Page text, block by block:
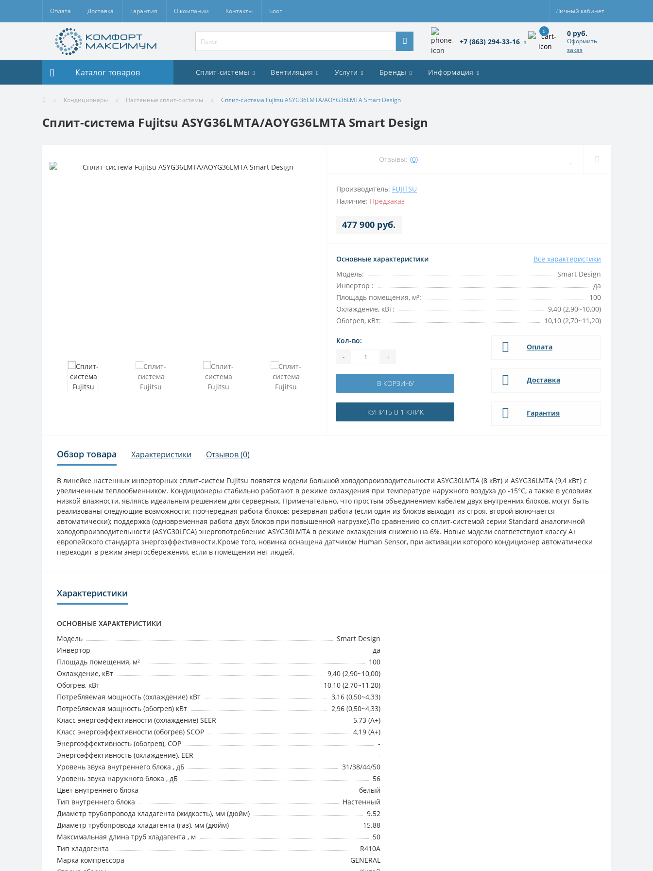
Оплата Доставка Гарантия О компании Контакты Блог Личный кабинет
+7 (863) 294-33-16
0 0 руб.
Оформить
заказ
Каталог товаров Сплит-системы Вентиляция Услуги Бренды Информация
Кондиционеры Настенные сплит-системы Сплит-система Fujitsu ASYG36LMTA/AOYG36LMTA Smart Design
Сплит-система Fujitsu ASYG36LMTA/AOYG36LMTA Smart Design
Отзывы: (0)
Производитель: FUJITSU
Наличие: Предзаказ
477 900 руб.
Основные характеристики
Все характеристики
Модель:
Smart Design
Инвертор :
да
Площадь помещения, м²:
100
Охлаждение, кВт:
9,40 (2,90~10,00)
Обогрев, кВт:
10,10 (2,70~11,20)
Кол-во:
- +
В КОРЗИНУ
КУПИТЬ В 1 КЛИК
Оплата
Доставка
Гарантия
Обзор товара Характеристики Отзывов (0)
В линейке настенных инверторных сплит-систем Fujitsu появятся модели большой холодопроизводительности ASYG30LMTA (8 кВт) и ASYG36LMTA (9,4 кВт) с
увеличенным теплообменником. Кондиционеры стабильно работают в режиме охлаждения при температуре наружного воздуха до -15°С, а также в условиях
низкой влажности, являясь идеальным решением для серверных. Примечательно, что простым объединением кабелем двух внутренних блоков, могут быть
реализованы следующие возможности: поочередная работа блоков; резервная работа (если один из блоков выходит из строя, второй включается
автоматически); поддержка (одновременная работа двух блоков при повышенной нагрузке).По сравнению со сплит-системой серии Standard аналогичной
холодопроизводительности (ASYG30LFCA) энергопотребление ASYG30LMTA в режиме охлаждения снижено на 6%. Новые модели соответствуют классу А+
европейского стандарта энергоэффективности.Кроме того, новинка оснащена датчиком Human Sensor, при активации которого кондиционер автоматически
переходит в режим энергосбережения, если в помещении нет людей.
Характеристики
ОСНОВНЫЕ ХАРАКТЕРИСТИКИ
Модель
Smart Design
Инвертор
да
Площадь помещения, м²
100
Охлаждение, кВт
9,40 (2,90~10,00)
Обогрев, кВт
10,10 (2,70~11,20)
Потребляемая мощность (охлаждение) кВт
3,16 (0,50~4,33)
Потребляемая мощность (обогрев) кВт
2,96 (0,50~4,33)
Класс энергоэффективности (охлаждение) SEER
5,73 (A+)
Класс энергоэффективности (обогрев) SCOP
4,19 (A+)
Энергоэффективность (обогрев), COP
-
Энергоэффективность (охлаждение), EER
-
Уровень звука внутреннего блока , дБ
31/38/44/50
Уровень звука наружного блока , дБ
56
Цвет внутреннего блока
белый
Тип внутреннего блока
Настенный
Диаметр трубопровода хладагента (жидкость), мм (дюйм)
9.52
Диаметр трубопровода хладагента (газ), мм (дюйм)
15.88
Максимальная длина труб хладагента , м
50
Тип хладогента
R410A
Марка компрессора
GENERAL